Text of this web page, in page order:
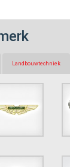
Landbouwtechniek